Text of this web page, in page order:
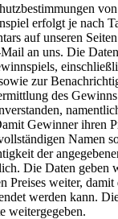
erfolgt je nach
auf unseren
an uns. Die
zur
des
Gewinner ihren
Namen
der
Die Daten geben
Preises weiter,
werden kann.
weitergegeben.